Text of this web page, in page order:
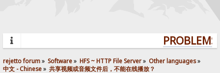
rejetto forum» Software» HFS ~ HTTP File Server» Other languages»
中文 - Chinese» 共享视频或音频文件后，不能在线播放？